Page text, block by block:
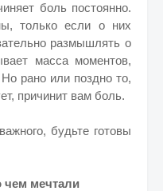
боль постоянно.
только если о них
размышлять о
масса моментов,
рано или поздно то,
причинит вам боль.
будьте готовы
чем мечтали